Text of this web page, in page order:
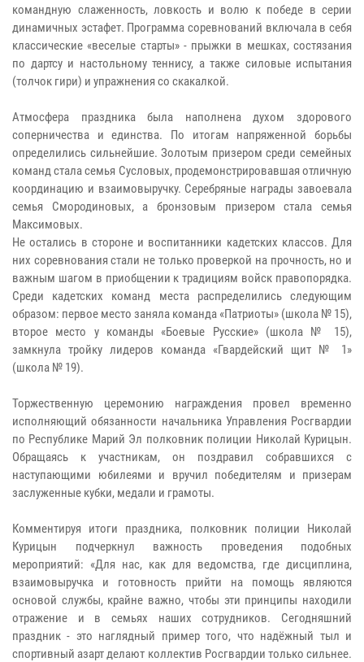
командную слаженность, ловкость и волю к победе в серии
динамичных эстафет. Программа соревнований включала в себя
классические «веселые старты» - прыжки в мешках, состязания
по дартсу и настольному теннису, а также силовые испытания
(толчок гири) и упражнения со скакалкой.
Атмосфера праздника была наполнена духом здорового
соперничества и единства. По итогам напряженной борьбы
определились сильнейшие. Золотым призером среди семейных
команд стала семья Сусловых, продемонстрировавшая отличную
координацию и взаимовыручку. Серебряные награды завоевала
семья Смородиновых, а бронзовым призером стала семья
Максимовых.
Не остались в стороне и воспитанники кадетских классов. Для
них соревнования стали не только проверкой на прочность, но и
важным шагом в приобщении к традициям войск правопорядка.
Среди кадетских команд места распределились следующим
образом: первое место заняла команда «Патриоты» (школа № 15),
второе место у команды «Боевые Русские» (школа № 15),
замкнула тройку лидеров команда «Гвардейский щит № 1»
(школа № 19).
Торжественную церемонию награждения провел временно
исполняющий обязанности начальника Управления Росгвардии
по Республике Марий Эл полковник полиции Николай Курицын.
Обращаясь к участникам, он поздравил собравшихся с
наступающими юбилеями и вручил победителям и призерам
заслуженные кубки, медали и грамоты.
Комментируя итоги праздника, полковник полиции Николай
Курицын подчеркнул важность проведения подобных
мероприятий: «Для нас, как для ведомства, где дисциплина,
взаимовыручка и готовность прийти на помощь являются
основой службы, крайне важно, чтобы эти принципы находили
отражение и в семьях наших сотрудников. Сегодняшний
праздник - это наглядный пример того, что надёжный тыл и
спортивный азарт делают коллектив Росгвардии только сильнее.